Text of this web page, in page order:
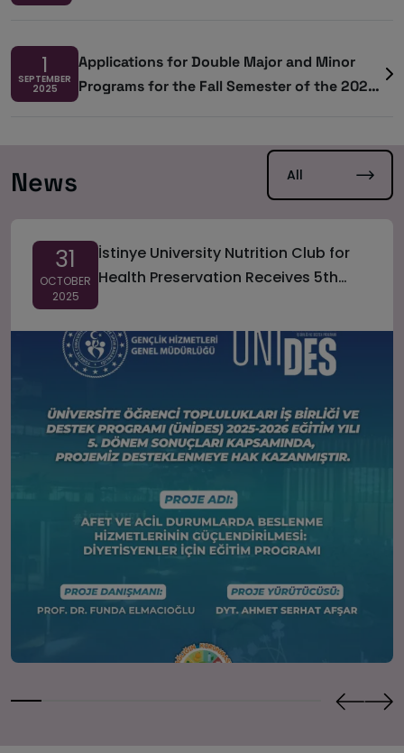
1
SEPTEMBER
2025
Applications for Double Major and Minor
Programs for the Fall Semester of the 2025–
News All
31
OCTOBER
2025
İstinye University Nutrition Club for
Health Preservation Receives 5th
ÜNİDES